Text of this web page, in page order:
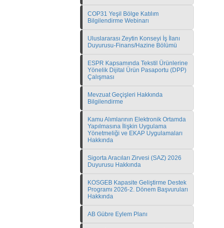
COP31 Yeşil Bölge Katılım
Bilgilendirme Webinarı
Uluslararası Zeytin Konseyi İş İlanı
Duyurusu-Finans/Hazine Bölümü
ESPR Kapsamında Tekstil Ürünlerine
Yönelik Dijital Ürün Pasaportu (DPP)
Çalışması
Mevzuat Geçişleri Hakkında
Bilgilendirme
Kamu Alımlarının Elektronik Ortamda
Yapılmasına İlişkin Uygulama
Yönetmeliği ve EKAP Uygulamaları
Hakkında
Sigorta Aracıları Zirvesi (SAZ) 2026
Duyurusu Hakkında
KOSGEB Kapasite Geliştirme Destek
Programı 2026-2. Dönem Başvuruları
Hakkında
AB Gübre Eylem Planı